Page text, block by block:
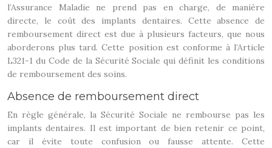
l’Assurance Maladie ne prend pas en charge, de manière
directe, le coût des implants dentaires. Cette absence de
remboursement direct est due à plusieurs facteurs, que nous
aborderons plus tard. Cette position est conforme à l’Article
L321-1 du Code de la Sécurité Sociale qui définit les conditions
de remboursement des soins.
Absence de remboursement direct
En règle générale, la Sécurité Sociale ne rembourse pas les
implants dentaires. Il est important de bien retenir ce point,
car il évite toute confusion ou fausse attente. Cette